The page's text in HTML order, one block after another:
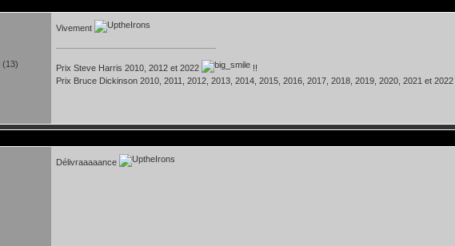
(13)
Vivement
Prix Steve Harris 2010, 2012 et 2022
!!
Prix Bruce Dickinson 2010, 2011, 2012, 2013, 2014, 2015, 2016, 2017, 2018, 2019, 2020, 2021 et 2022
Délivraaaaance